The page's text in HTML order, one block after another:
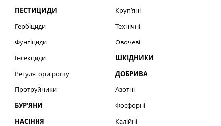
ПЕСТИЦИДИ
Гербіциди
Фунгіциди
Інсекциди
Регулятори росту
Протруйники
БУР’ЯНИ
НАСІННЯ
Круп’яні
Технічні
Овочеві
ШКІДНИКИ
ДОБРИВА
Азотні
Фосфорні
Калійні